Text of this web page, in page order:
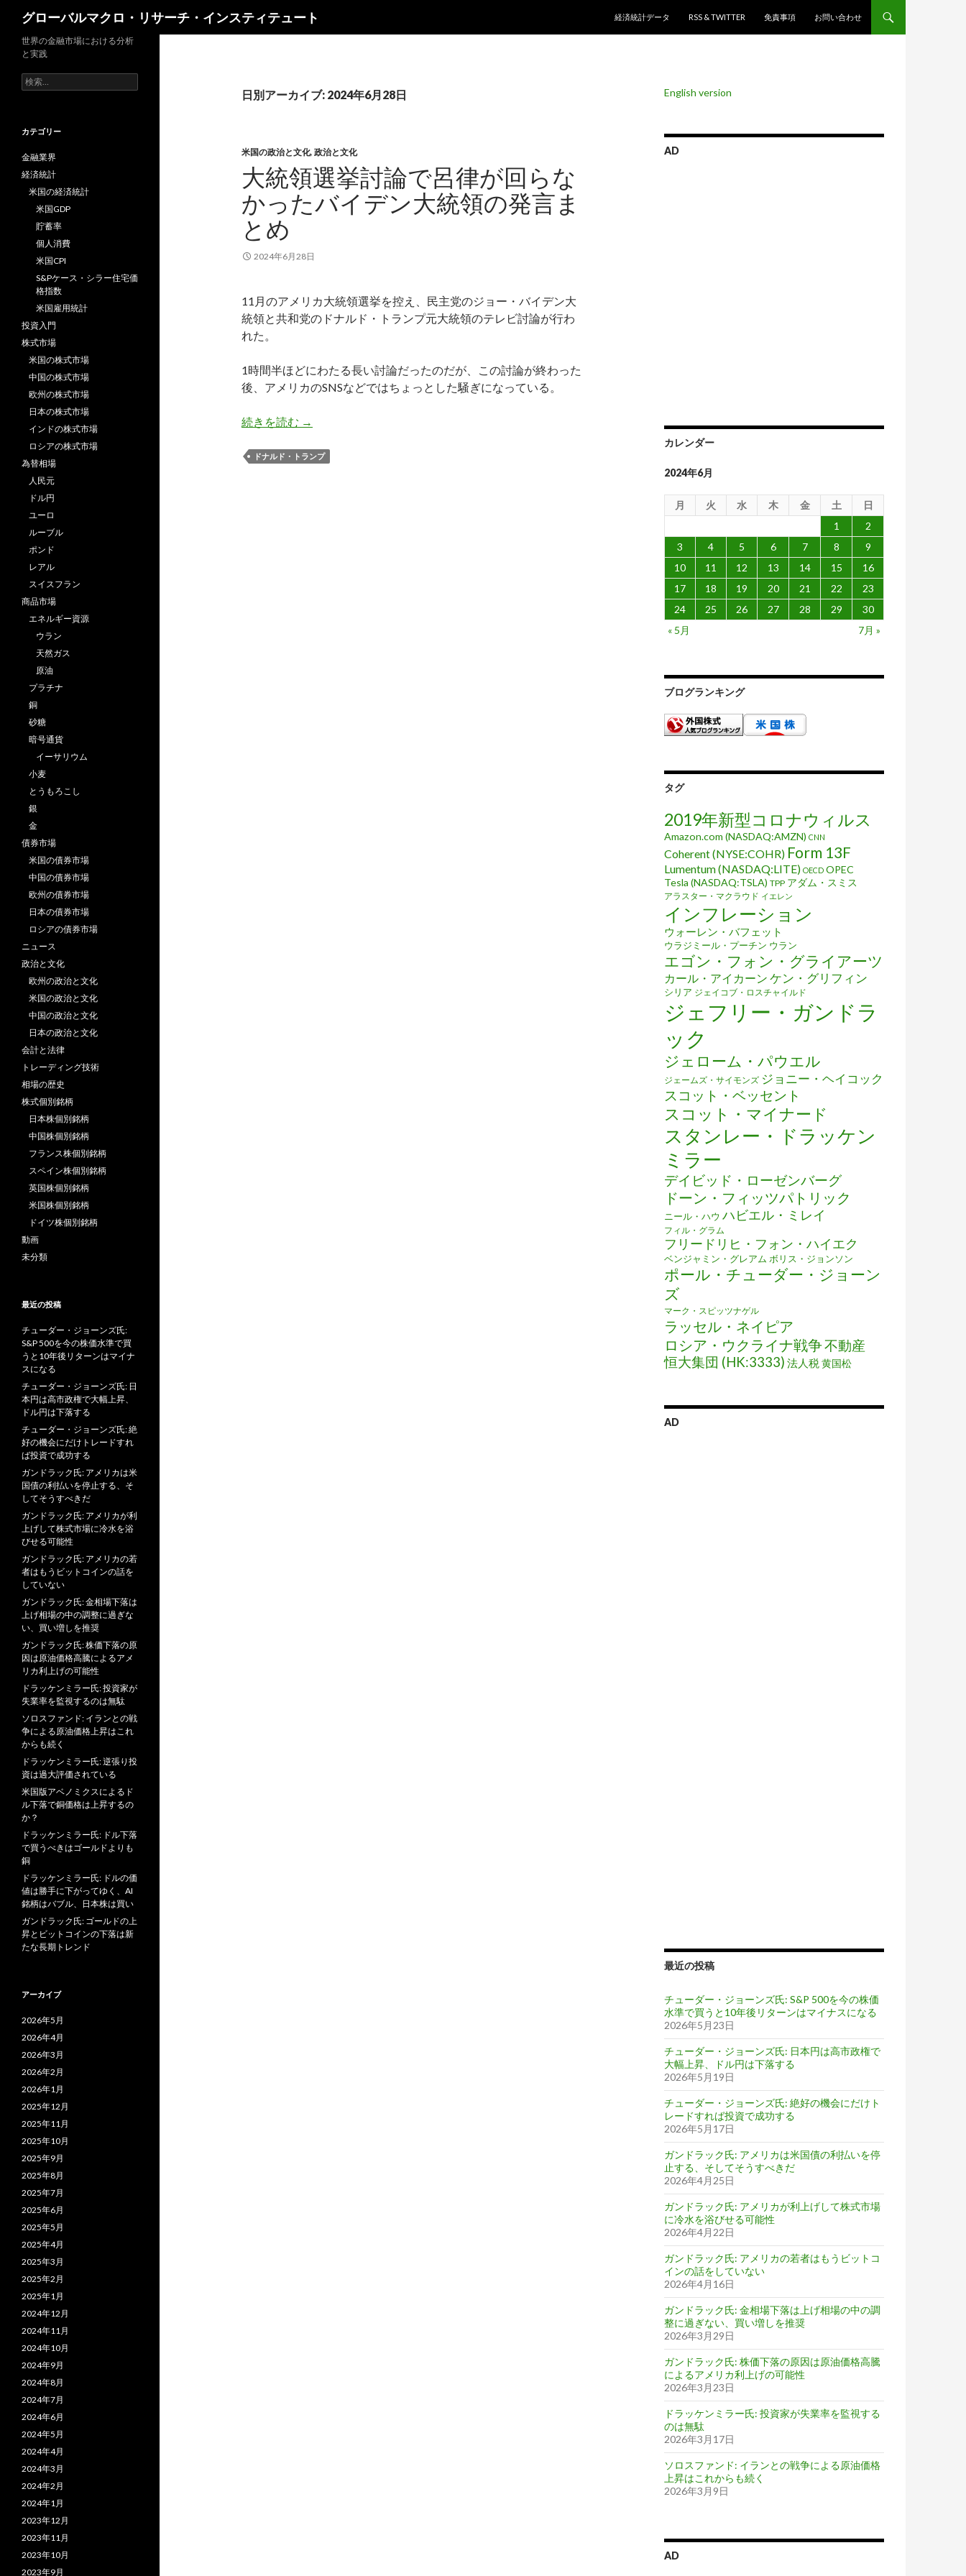
グローバルマクロ・リサーチ・インスティテュート
経済統計データ
RSS & TWITTER 免責事項 お問い合わせ
日別アーカイブ: 2024年6月28日
米国の政治と文化, 政治と文化
大統領選挙討論で呂律が回らな
かったバイデン大統領の発言ま
とめ
2024年6月28日
11月のアメリカ大統領選挙を控え、民主党のジョー・バイデン大
統領と共和党のドナルド・トランプ元大統領のテレビ討論が行わ
れた。
1時間半ほどにわたる長い討論だったのだが、この討論が終わった
後、アメリカのSNSなどではちょっとした騒ぎになっている。
続きを読む 大統領選挙討論で呂律が回らなかったバイデン大統領の発言まとめ
→
ドナルド・トランプ
English version
AD
カレンダー
2024年6月
月 火 水 木 金 土
日
1
2
3
4 5 6 7 8
9
10
11 12 13 14 15
16
17
18 19 20 21 22
23
24
25 26 27 28 29
30
« 5月
7月 »
ブログランキング
タグ
2019年新型コロナウィルス
Amazon.com (NASDAQ:AMZN) CNN
Coherent (NYSE:COHR) Form 13F
Lumentum (NASDAQ:LITE) OECD OPEC
Tesla (NASDAQ:TSLA) TPP アダム・スミス
アラスター・マクラウド イエレン
インフレーション
ウォーレン・バフェット
ウラジミール・プーチン ウラン
エゴン・フォン・グライアーツ
カール・アイカーン ケン・グリフィン
シリア ジェイコブ・ロスチャイルド
ジェフリー・ガンドラ
ック
ジェローム・パウエル
ジェームズ・サイモンズ ジョニー・ヘイコック
スコット・ベッセント
スコット・マイナード
スタンレー・ドラッケン
ミラー
デイビッド・ローゼンバーグ
ドーン・フィッツパトリック
ニール・ハウ ハビエル・ミレイ
フィル・グラム
フリードリヒ・フォン・ハイエク
ベンジャミン・グレアム ボリス・ジョンソン
ポール・チューダー・ジョーン
ズ
マーク・スピッツナゲル
ラッセル・ネイピア
ロシア・ウクライナ戦争不動産
恒大集団 (HK:3333) 法人税黄国松
AD
最近の投稿
チューダー・ジョーンズ氏: S&P 500を今の株価
水準で買うと10年後リターンはマイナスになる
2026年5月23日
チューダー・ジョーンズ氏: 日本円は高市政権で
大幅上昇、ドル円は下落する
2026年5月19日
チューダー・ジョーンズ氏: 絶好の機会にだけト
レードすれば投資で成功する
2026年5月17日
ガンドラック氏: アメリカは米国債の利払いを停
止する、そしてそうすべきだ
2026年4月25日
ガンドラック氏: アメリカが利上げして株式市場
に冷水を浴びせる可能性
2026年4月22日
ガンドラック氏: アメリカの若者はもうビットコ
インの話をしていない
2026年4月16日
ガンドラック氏: 金相場下落は上げ相場の中の調
整に過ぎない、買い増しを推奨
2026年3月29日
ガンドラック氏: 株価下落の原因は原油価格高騰
によるアメリカ利上げの可能性
2026年3月23日
ドラッケンミラー氏: 投資家が失業率を監視する
のは無駄
2026年3月17日
ソロスファンド: イランとの戦争による原油価格
上昇はこれからも続く
2026年3月9日
AD
世界の金融市場における分析
と実践
検
索:
カテゴリー
金融業界
経済統計
米国の経済統計
米国GDP
貯蓄率
個人消費
米国CPI
S&Pケース・シラー住宅価
格指数
米国雇用統計
投資入門
株式市場
米国の株式市場
中国の株式市場
欧州の株式市場
日本の株式市場
インドの株式市場
ロシアの株式市場
為替相場
人民元
ドル円
ユーロ
ルーブル
ポンド
レアル
スイスフラン
商品市場
エネルギー資源
ウラン
天然ガス
原油
プラチナ
銅
砂糖
暗号通貨
イーサリウム
小麦
とうもろこし
銀
金
債券市場
米国の債券市場
中国の債券市場
欧州の債券市場
日本の債券市場
ロシアの債券市場
ニュース
政治と文化
欧州の政治と文化
米国の政治と文化
中国の政治と文化
日本の政治と文化
会計と法律
トレーディング技術
相場の歴史
株式個別銘柄
日本株個別銘柄
中国株個別銘柄
フランス株個別銘柄
スペイン株個別銘柄
英国株個別銘柄
米国株個別銘柄
ドイツ株個別銘柄
動画
未分類
最近の投稿
チューダー・ジョーンズ氏:
S&P 500を今の株価水準で買
うと10年後リターンはマイナ
スになる
チューダー・ジョーンズ氏: 日
本円は高市政権で大幅上昇、
ドル円は下落する
チューダー・ジョーンズ氏: 絶
好の機会にだけトレードすれ
ば投資で成功する
ガンドラック氏: アメリカは米
国債の利払いを停止する、そ
してそうすべきだ
ガンドラック氏: アメリカが利
上げして株式市場に冷水を浴
びせる可能性
ガンドラック氏: アメリカの若
者はもうビットコインの話を
していない
ガンドラック氏: 金相場下落は
上げ相場の中の調整に過ぎな
い、買い増しを推奨
ガンドラック氏: 株価下落の原
因は原油価格高騰によるアメ
リカ利上げの可能性
ドラッケンミラー氏: 投資家が
失業率を監視するのは無駄
ソロスファンド: イランとの戦
争による原油価格上昇はこれ
からも続く
ドラッケンミラー氏: 逆張り投
資は過大評価されている
米国版アベノミクスによるド
ル下落で銅価格は上昇するの
か？
ドラッケンミラー氏: ドル下落
で買うべきはゴールドよりも
銅
ドラッケンミラー氏: ドルの価
値は勝手に下がってゆく、AI
銘柄はバブル、日本株は買い
ガンドラック氏: ゴールドの上
昇とビットコインの下落は新
たな長期トレンド
アーカイブ
2026年5月
2026年4月
2026年3月
2026年2月
2026年1月
2025年12月
2025年11月
2025年10月
2025年9月
2025年8月
2025年7月
2025年6月
2025年5月
2025年4月
2025年3月
2025年2月
2025年1月
2024年12月
2024年11月
2024年10月
2024年9月
2024年8月
2024年7月
2024年6月
2024年5月
2024年4月
2024年3月
2024年2月
2024年1月
2023年12月
2023年11月
2023年10月
2023年9月